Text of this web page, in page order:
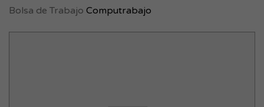
Bolsa de Trabajo Computrabajo